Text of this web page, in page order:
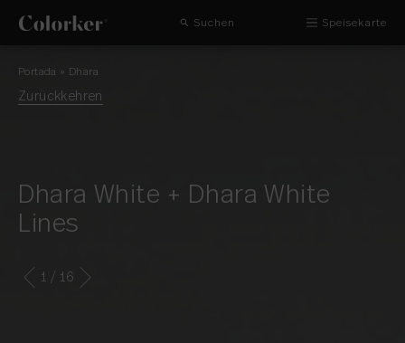
Suchen Speisekarte
Portada » Dhara
Zurückkehren
Dhara White + Dhara White
Lines
1 / 16